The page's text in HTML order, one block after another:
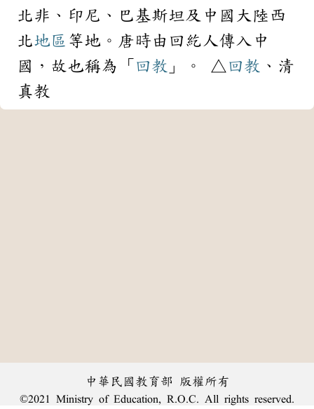
北非、印尼、巴基斯坦及中國大陸西
北地區 等地。唐時由回紇人傳入中
國，故也稱為「 回教 」。 △ 回教 、清
真教
中華民國教育部 版權所有
©2021 Ministry of Education, R.O.C. All rights reserved.